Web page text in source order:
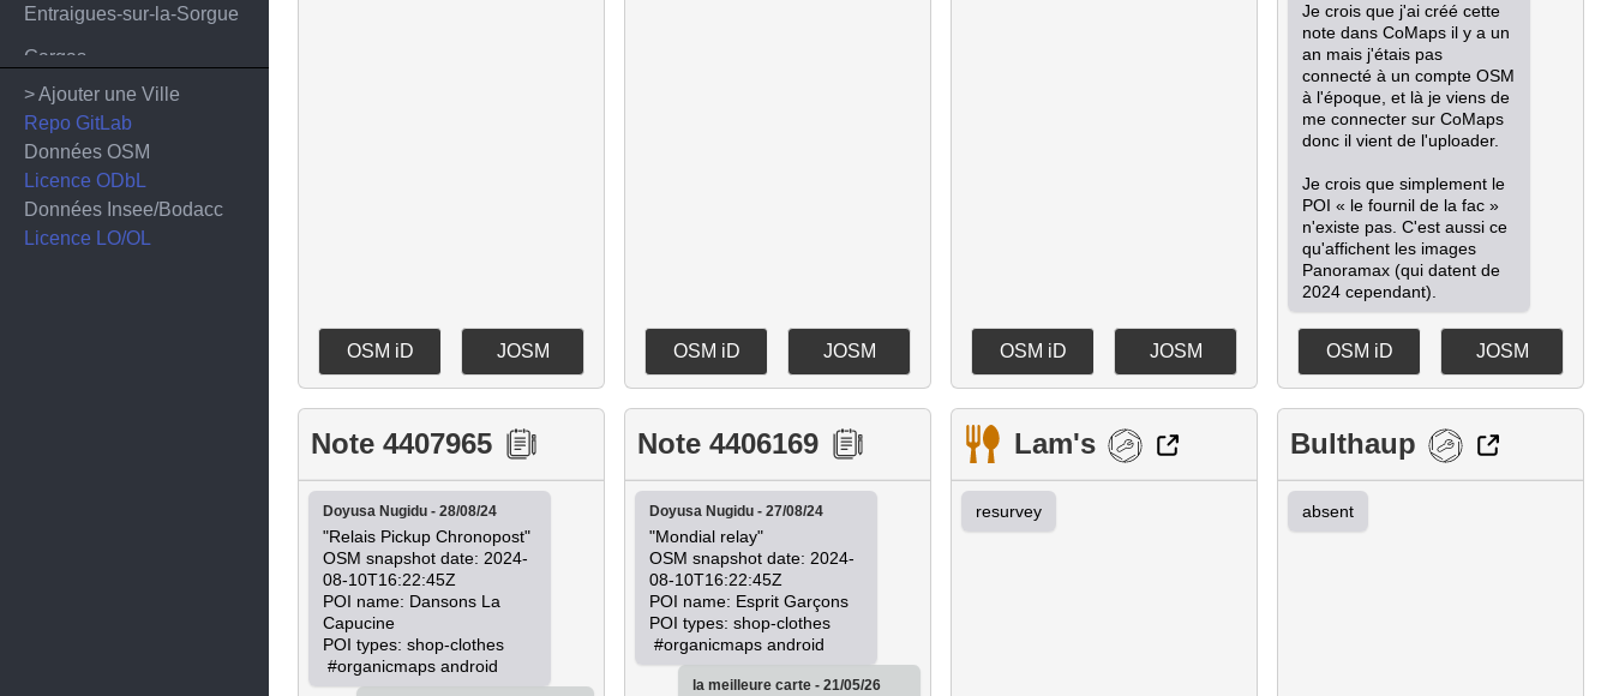
Entraigues-sur-la-Sorgue
Gargas
Jonquières
L'Isle-sur-la-Sorgue
La Tour-d'Aigues
Lapalud
> Ajouter une Ville
Repo GitLab
Données OSM
Licence ODbL
Données Insee/Bodacc
Licence LO/OL
OSM iD JOSM OSM iD JOSM OSM iD JOSM
Je crois que j'ai créé cette
note dans CoMaps il y a un
an mais j'étais pas
connecté à un compte OSM
à l'époque, et là je viens de
me connecter sur CoMaps
donc il vient de l'uploader.
Je crois que simplement le
POI « le fournil de la fac »
n'existe pas. C'est aussi ce
qu'affichent les images
Panoramax (qui datent de
2024 cependant).
OSM iD JOSM
Note 4407965
Doyusa Nugidu - 28/08/24
"Relais Pickup Chronopost"
OSM snapshot date: 2024-
08-10T16:22:45Z
POI name: Dansons La
Capucine
POI types: shop-clothes
#organicmaps android
Note 4406169
Doyusa Nugidu - 27/08/24
"Mondial relay"
OSM snapshot date: 2024-
08-10T16:22:45Z
POI name: Esprit Garçons
POI types: shop-clothes
#organicmaps android
la meilleure carte - 21/05/26
Lam's
resurvey
Bulthaup
absent